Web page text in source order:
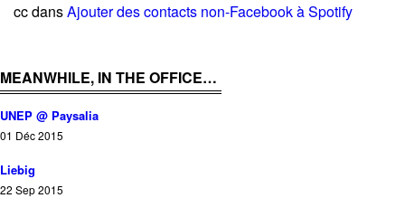
ccdansAjouter des contacts non-Facebook à Spotify
MEANWHILE, IN THE OFFICE…
UNEP @ Paysalia
01 Déc 2015
Liebig
22 Sep 2015